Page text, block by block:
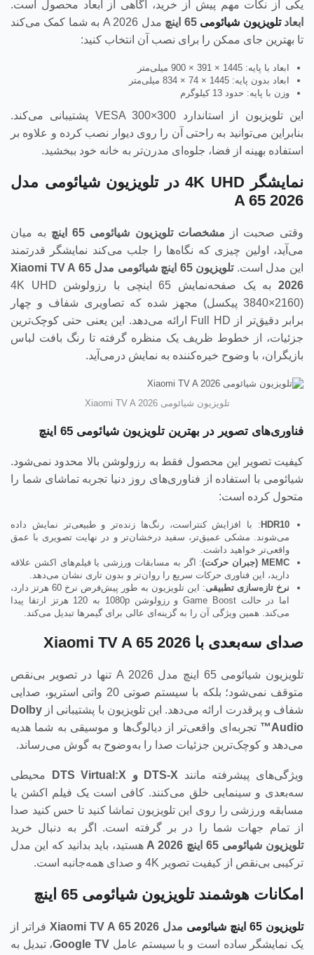
یکی از نکات مهم پیش از خرید، آگاهی از ابعاد محصول است.
ابعاد تلویزیون شیائومی 65 اینچ
مدل A 2026 به شما کمک می‌کند
تا بهترین جای ممکن را برای نصب آن انتخاب کنید:
ابعاد با پایه: 1445 × 391 × 900 میلی‌متر
ابعاد بدون پایه: 1445 × 74 × 834 میلی‌متر
وزن با پایه: حدود 13 کیلوگرم
این تلویزیون از استاندارد VESA 300×300 پشتیبانی می‌کند.
بنابراین می‌توانید به راحتی آن را روی دیوار نصب کرده و علاوه بر
استفاده بهینه از فضا، جلوه‌ای مدرن‌تر به خانه خود ببخشید.
نمایشگر 4K UHD در تلویزیون شیائومی مدل
A 65 2026
وقتی صحبت از مشخصات تلویزیون شیائومی 65 اینچ
به میان
می‌آید، اولین چیزی که نگاه‌ها را جلب می‌کند نمایشگر قدرتمند
این مدل است.تلویزیون 65 اینچ شیائومی مدل
Xiaomi TV A 65
2026
به یک صفحه‌نمایش 65 اینچی با رزولوشن 4K UHD
(3840×2160 پیکسل) مجهز شده که تصاویری شفاف و چهار
برابر دقیق‌تر از Full HD ارائه می‌دهد. این یعنی حتی کوچک‌ترین
جزئیات، از خطوط ظریف یک منظره گرفته تا رنگ بافت لباس
بازیگران، با وضوح خیره‌کننده به نمایش درمی‌آید.
تلویزیون شیائومی Xiaomi TV A 2026
فناوری‌های تصویر در بهترین تلویزیون شیائومی 65 اینچ
کیفیت تصویر این محصول فقط به رزولوشن بالا محدود نمی‌شود.
شیائومی با استفاده از فناوری‌های روز دنیا تجربه تماشای شما را
متحول کرده است:
HDR10 : با افزایش کنتراست، رنگ‌ها زنده‌تر و طبیعی‌تر نمایش داده
می‌شوند. مشکی عمیق‌تر، سفید درخشان‌تر و در نهایت تصویری با عمق
واقعی‌تر خواهید داشت.
MEMC (
جبران حرکت): اگر به مسابقات ورزشی یا فیلم‌های اکشن علاقه
دارید، این فناوری حرکات سریع را روان‌تر و بدون تاری نشان می‌دهد.
نرخ تازه‌سازی تطبیقی
: این تلویزیون به طور پیش‌فرض نرخ 60 هرتز دارد،
اما در حالت Game Boost و رزولوشن 1080p به 120 هرتز ارتقا پیدا
می‌کند. همین ویژگی آن را به گزینه‌ای عالی برای گیمرها تبدیل می‌کند.
صدای سه‌بعدی با Xiaomi TV A 65 2026
تلویزیون شیائومی 65 اینچ مدل A 2026 تنها در تصویر بی‌نقص
متوقف نمی‌شود؛ بلکه با سیستم صوتی 20 واتی استریو، صدایی
شفاف و پرقدرت ارائه می‌دهد. این تلویزیون با پشتیبانی از Dolby
Audio™
تجربه‌ای واقعی‌تر از دیالوگ‌ها و موسیقی به شما هدیه
می‌دهد و کوچک‌ترین جزئیات صدا را به‌وضوح به گوش می‌رساند.
ویژگی‌های پیشرفته مانند DTS-X و
محیطی
سه‌بعدی و سینمایی خلق می‌کنند. کافی است یک فیلم اکشن یا
مسابقه ورزشی را روی این تلویزیون تماشا کنید تا حس کنید صدا
از تمام جهات شما را در بر گرفته است. اگر به دنبال خرید
تلویزیون شیائومی 65 اینچ
هستید، باید بدانید که این مدل
ترکیبی بی‌نقص از کیفیت تصویر 4K و صدای همه‌جانبه است.
امکانات هوشمند تلویزیون شیائومی 65 اینچ
تلویزیون 65 اینچ شیائومی مدل
فراتر از
یک نمایشگر ساده است و با سیستم عامل Google TV، تبدیل به